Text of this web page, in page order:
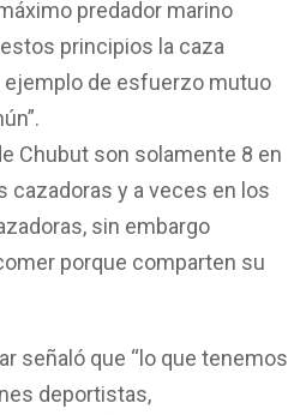
predador marino
principios la caza
ejemplo de esfuerzo mutuo
Chubut son solamente 8 en
cazadoras y a veces en los
sin embargo
porque comparten su
señaló que “lo que tenemos
deportistas,